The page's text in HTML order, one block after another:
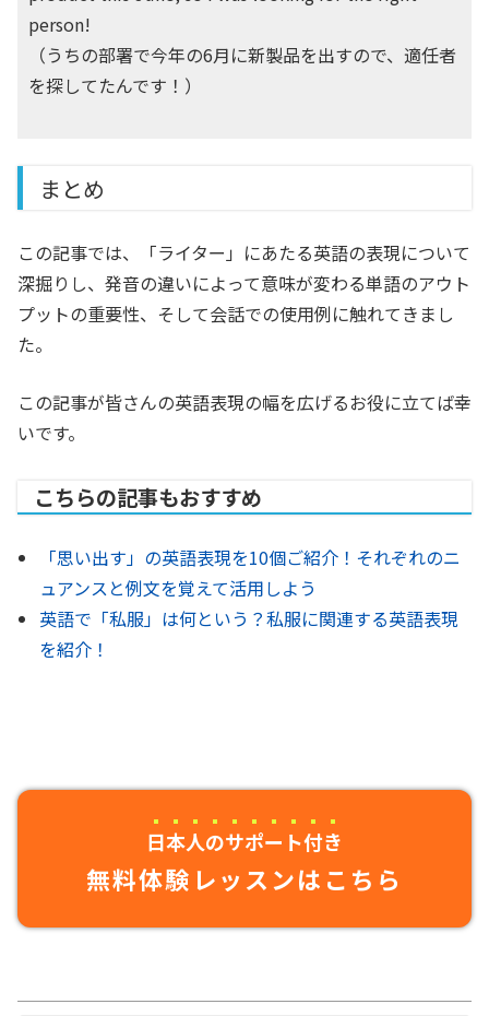
person!
（うちの部署で今年の6月に新製品を出すので、適任者
を探してたんです！）
まとめ
この記事では、「ライター」にあたる英語の表現について
深掘りし、発音の違いによって意味が変わる単語のアウト
プットの重要性、そして会話での使用例に触れてきまし
た。
この記事が皆さんの英語表現の幅を広げるお役に立てば幸
いです。
こちらの記事もおすすめ
「思い出す」の英語表現を10個ご紹介！それぞれのニ
ュアンスと例文を覚えて活用しよう
英語で「私服」は何という？私服に関連する英語表現
を紹介！
日本人のサポート付き
無料体験レッスンはこちら